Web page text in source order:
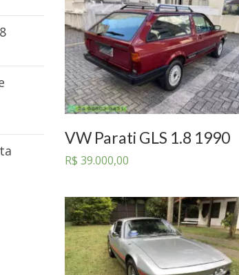
VW Parati GLS 1.8 1990
R$ 39.000,00